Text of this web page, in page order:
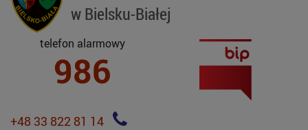
w Bielsku-Białej
telefon alarmowy
986
+48 33 822 81 14